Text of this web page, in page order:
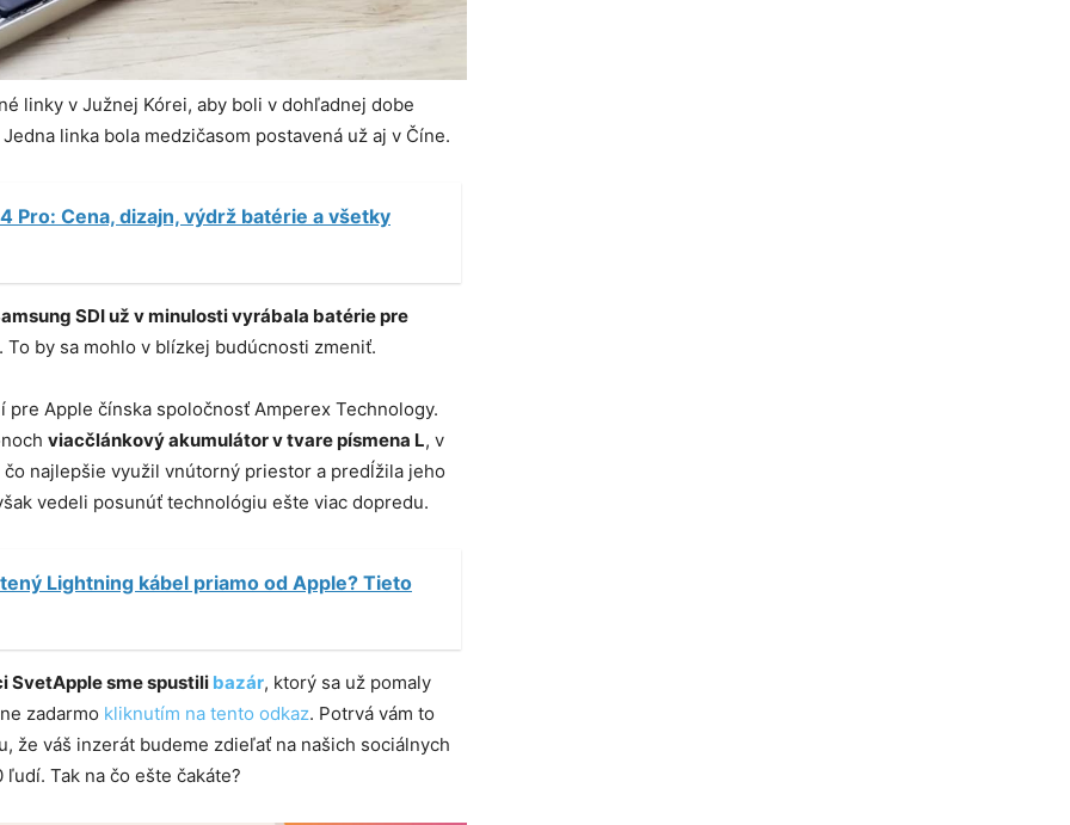
linky v Južnej Kórei, aby boli v dohľadnej dobe
linka bola medzičasom postavená už aj v Číne.
Pro: Cena, dizajn, výdrž batérie a všetky
SDI už v minulosti vyrábala batérie pre
To by sa mohlo v blízkej budúcnosti zmeniť.
Apple čínska spoločnosť Amperex Technology.
viacčlánkový akumulátor v tvare písmena L, v
najlepšie využil vnútorný priestor a predĺžila jeho
vedeli posunúť technológiu ešte viac dopredu.
Lightning kábel priamo od Apple? Tieto
SvetApple sme spustili bazár, ktorý sa už pomaly
zadarmo kliknutím na tento odkaz. Potrvá vám to
že váš inzerát budeme zdieľať na našich sociálnych
Tak na čo ešte čakáte?